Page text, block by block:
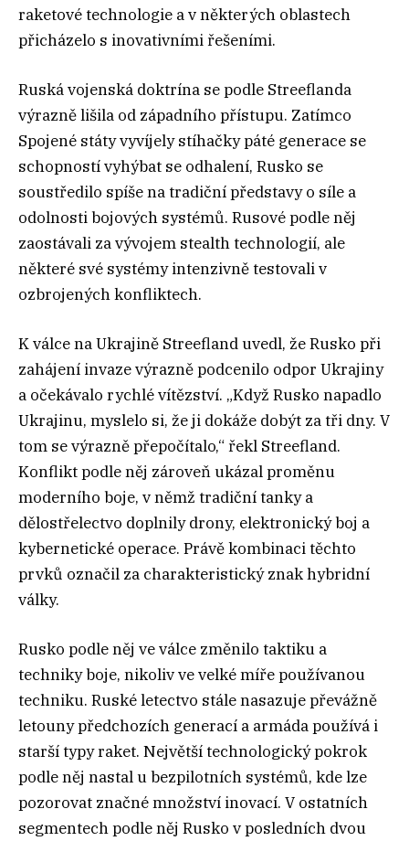
raketové technologie a v některých oblastech
přicházelo s inovativními řešeními.
Ruská vojenská doktrína se podle Streeflanda
výrazně lišila od západního přístupu. Zatímco
Spojené státy vyvíjely stíhačky páté generace se
schopností vyhýbat se odhalení, Rusko se
soustředilo spíše na tradiční představy o síle a
odolnosti bojových systémů. Rusové podle něj
zaostávali za vývojem stealth technologií, ale
některé své systémy intenzivně testovali v
ozbrojených konfliktech.
K válce na Ukrajině Streefland uvedl, že Rusko při
zahájení invaze výrazně podcenilo odpor Ukrajiny
a očekávalo rychlé vítězství. „Když Rusko napadlo
Ukrajinu, myslelo si, že ji dokáže dobýt za tři dny. V
tom se výrazně přepočítalo,“ řekl Streefland.
Konflikt podle něj zároveň ukázal proměnu
moderního boje, v němž tradiční tanky a
dělostřelectvo doplnily drony, elektronický boj a
kybernetické operace. Právě kombinaci těchto
prvků označil za charakteristický znak hybridní
války.
Rusko podle něj ve válce změnilo taktiku a
techniky boje, nikoliv ve velké míře používanou
techniku. Ruské letectvo stále nasazuje převážně
letouny předchozích generací a armáda používá i
starší typy raket. Největší technologický pokrok
podle něj nastal u bezpilotních systémů, kde lze
pozorovat značné množství inovací. V ostatních
segmentech podle něj Rusko v posledních dvou